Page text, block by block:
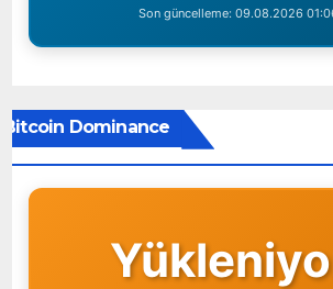
Son güncelleme: 09.08.2026
Bitcoin Dominance